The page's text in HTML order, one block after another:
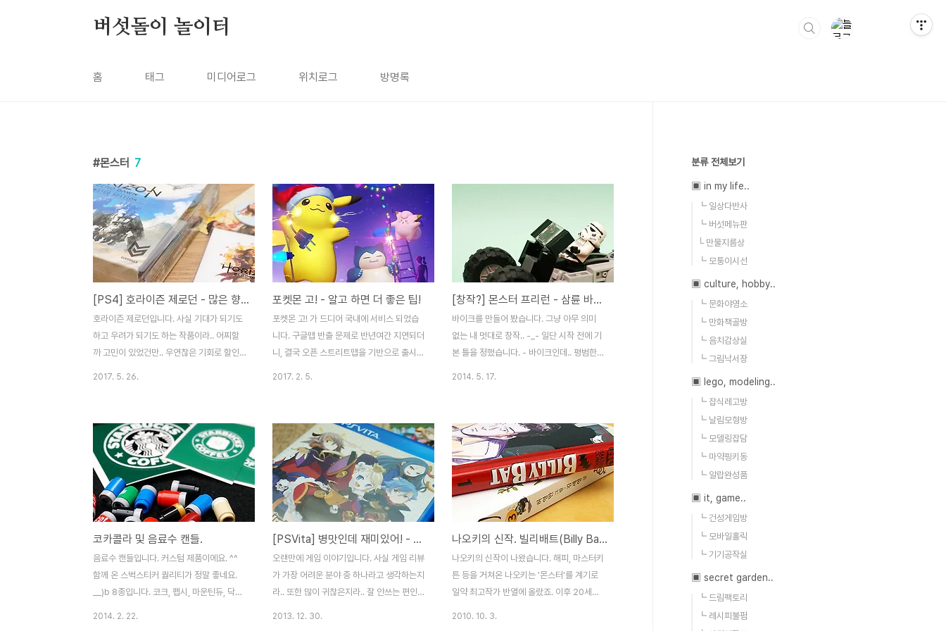
버섯돌이 놀이터
홈 태그 미디어로그 위치로그 방명록
몬스터 7
[PS4] 호라이즌 제로던 - 많은 향이 잘 버무러진 RPG.
호라이즌 제로던입니다. 사실 기대가 되기도
하고 우려가 되기도 하는 작품이라.. 어찌할
까 고민이 있었건만.. 우연찮은 기회로 할인
시간이 지나면 짐이 되는 경우가 많은데.. 이
렇게 미니로 사이즈를 맞춰주니 참 좋습니다.
호라이즌은 참 많은 작품들의 향기를 느낄 수
있는 게임입니다. 2016 최고의 작품이었던
위쳐의 스토리텔링을 필두로, 언차티드나 툼
레이더의 액션감을 느끼기도 하구요. 몬헌을
벤치마킹한 느낌이 강한 전투도 있네요. 물론
그 하나하나를 다 따라잡은 것은 아닙니다만,
적절히 잘 버무려놓은 수작이라고 생각됩니
다. 2016에..
2017. 5. 26.
포켓몬 고! - 알고 하면 더 좋은 팁!
포켓몬 고! 가 드디어 국내에 서비스 되었습
니다. 구글맵 반출 문제로 반년여간 지연되더
니, 결국 오픈 스트리트맵을 기반으로 출시가
권'이라는 말이 괜히 나오는게 아니죠. ㅋ 게
임 자체는 굉장히 심플하기 때문에 큰 어려움
이 없지만.. 파고들다보면 제법 많은 것들을
알게 되기도 합니다. 알고 하면 더 좋은 팁들,
몇가지 알아볼까요? 01. '힌트'를 보자 메뉴
를 열어보면 우상단에 '힌트'라는 메뉴가 존
재합니다. 한번 눌러보면 가장 기본이 되는
게임법을 알려주니 봐 두시면 좋아요. ^^ 02.
배터리 광탈. 설정 변경 설정에 '배터리 절전'
..
2017. 2. 5.
[창작?] 몬스터 프리런 - 삼륜 바이크
바이크를 만들어 봤습니다. 그냥 아무 의미
없는 내 멋대로 창작.. -_- 일단 시작 전에 기
본 틀을 정했습니다. - 바이크인데.. 평범한
이즈는 최대한 키우고.. 뒷바퀴는 상대적으로
줄인다. - 피규어 탑승은 텀블러처럼 누운 형
태로. 그리고.. 부수고 만들고.. 부수고 만들
고.. 의 반복. .. 해서 이런 녀석이 탄생! 자동차
아닙니다! 삼륜 바이크에요! 앞뒤 바퀴는 타
이어 사이즈만 다르고 휠은 동일합니다. 노란
색은 뽀인뜨! 사실.. 만들다 보니.. 바퀴에 회
전축이 생겨나게 되었고.. 이왕 그런거 좀 더
활용해 보자!! ...
2014. 5. 17.
코카콜라 및 음료수 캔들.
음료수 캔들입니다. 커스텀 제품이에요. ^^
함께 온 스벅스티커 퀄리티가 정말 좋네요.
__)b 8종입니다. 코크, 펩시, 마운틴듀, 닥터
2014. 2. 22.
[PSVita] 병맛인데 재미있어! - 성마도 이야기
오랜만에 게임 이야기입니다. 사실 게임 리뷰
가 가장 어려운 분야 중 하나라고 생각하는지
라.. 또한 많이 귀찮은지라.. 잘 안쓰는 편인
2013. 12. 30.
나오키의 신작. 빌리배트(Billy Bat) 1권.
나오키의 신작이 나왔습니다. 해피, 마스터키
튼 등을 거쳐온 나오키는 '몬스터'를 계기로
일약 최고작가 반열에 올랐죠. 이후 20세기
2010. 10. 3.
분류 전체보기
▣ in my life..
┗ 일상다반사
┗ 버섯메뉴판
└ 만물지름상
┗ 모퉁이시선
▣ culture, hobby..
┗ 문화야영소
┗ 만화책골방
┗ 음치감상실
┗ 그림낙서장
▣ lego, modeling..
┗ 잡식레고방
┗ 날림모형방
┗ 모델링잡담
┗ 마약핑키동
┗ 알랍완성품
▣ it, game..
┗ 건성게임방
┗ 모바일홀릭
┗ 기기공작실
▣ secret garden..
┗ 드림팩토리
┗ 레시피불펌